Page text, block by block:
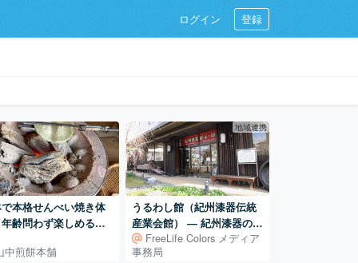
ログイン 登録
本格せんべい焼き体
齢問わず楽しめるス
中煎餅本舗
地域連携
うるわし館（紀州漆器伝統
産業会館） ― 紀州漆器の展
示・体験・販売を担う産地
の拠点
FreeLife Colors メディア
事務局